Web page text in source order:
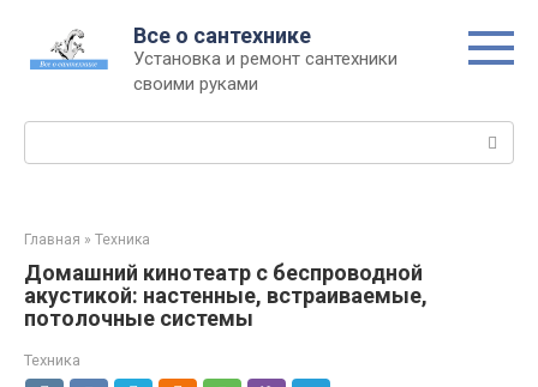
контенту
Все о сантехнике
Установка и ремонт сантехники
своими руками
Главная » Техника
Домашний кинотеатр с беспроводной
акустикой: настенные, встраиваемые,
потолочные системы
Техника